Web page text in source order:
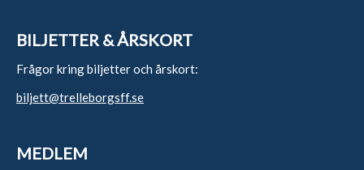
BILJETTER & ÅRSKORT
Frågor kring biljetter och årskort:
biljett@trelleborgsff.se
MEDLEM